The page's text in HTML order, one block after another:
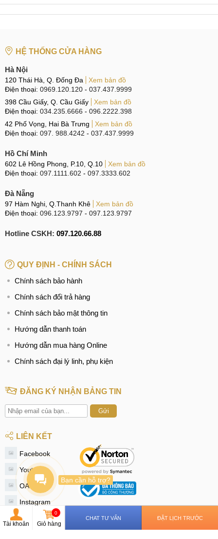
HỆ THỐNG CỬA HÀNG
Hà Nội
120 Thái Hà, Q. Đống Đa
Xem bản đồ
Điện thoại: 0969.120.120 - 037.437.9999
398 Cầu Giấy, Q. Cầu Giấy
Xem bản đồ
Điện thoại: 034.235.6666 - 096.2222.398
42 Phố Vọng, Hai Bà Trưng
Xem bản đồ
Điện thoại: 097. 988.4242 - 037.437.9999
Hồ Chí Minh
602 Lê Hồng Phong, P.10, Q.10
Xem bản đồ
Điện thoại: 097.1111.602 - 097.3333.602
Đà Nẵng
97 Hàm Nghi, Q.Thanh Khê
Xem bản đồ
Điện thoại: 096.123.9797 - 097.123.9797
Hotline CSKH: 097.120.66.88
QUY ĐỊNH - CHÍNH SÁCH
Chính sách bảo hành
Chính sách đổi trả hàng
Chính sách bảo mật thông tin
Hướng dẫn thanh toán
Hướng dẫn mua hàng Online
Chính sách đại lý linh, phụ kiện
ĐĂNG KÝ NHẬN BẢNG TIN
Gửi
LIÊN KẾT
Facebook
Youtube
OA Zalo
Instagram
Tiktok
Tài khoản
0
Giỏ hàng
CHAT TƯ VẤN ĐẶT LỊCH TRƯỚC
Bạn cần hỗ trợ?